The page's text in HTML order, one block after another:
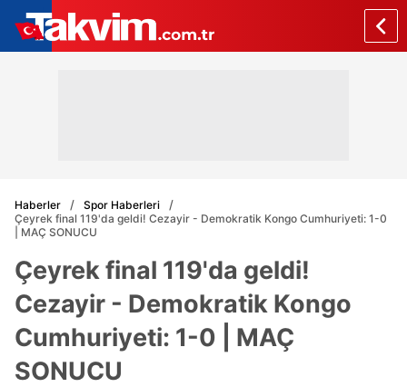
Haberler
Spor Haberleri
Çeyrek final 119'da geldi! Cezayir - Demokratik Kongo Cumhuriyeti: 1-0
| MAÇ SONUCU
Çeyrek final 119'da geldi!
Cezayir - Demokratik Kongo
Cumhuriyeti: 1-0 | MAÇ
SONUCU